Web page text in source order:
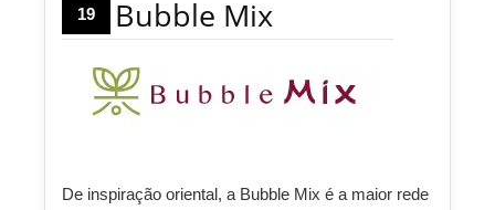
19 Bubble Mix
De inspiração oriental, a Bubble Mix é a maior rede